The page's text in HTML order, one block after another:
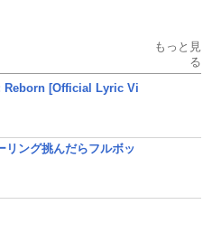
もっと見
る
Reborn [Official Lyric Vi
リング挑んだらフルボッ